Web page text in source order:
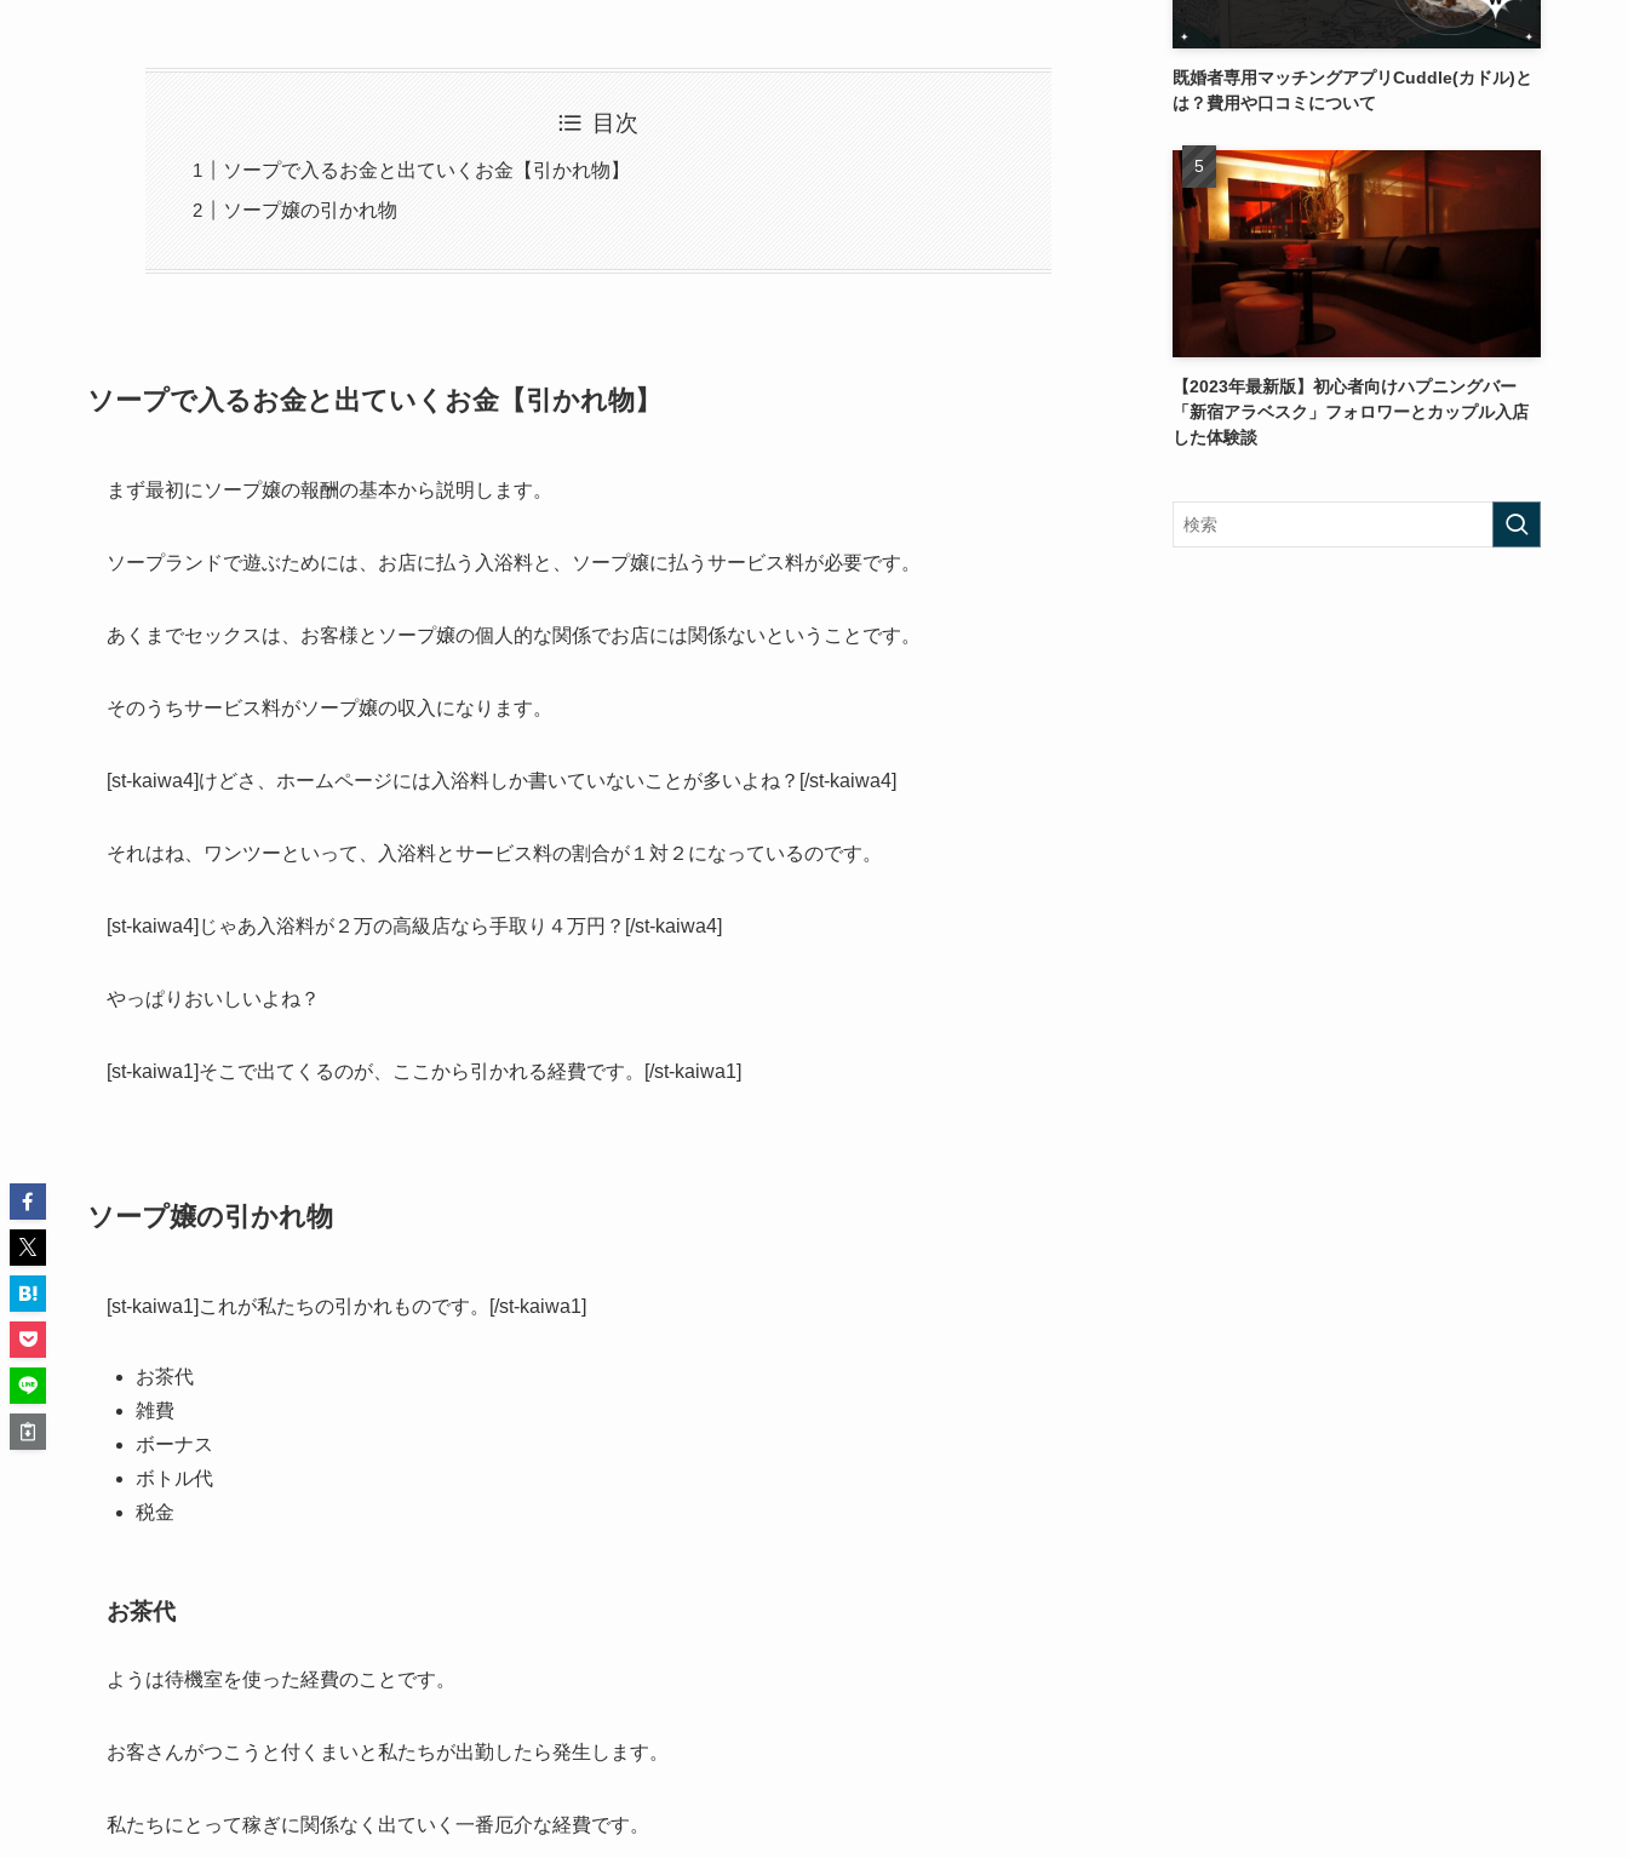
目次
ソープで入るお金と出ていくお金【引かれ物】
ソープ嬢の引かれ物
ソープで入るお金と出ていくお金【引かれ物】
まず最初にソープ嬢の報酬の基本から説明します。
ソープランドで遊ぶためには、お店に払う入浴料と、ソープ嬢に払うサービス料が必要です。
あくまでセックスは、お客様とソープ嬢の個人的な関係でお店には関係ないということです。
そのうちサービス料がソープ嬢の収入になります。
[st-kaiwa4]けどさ、ホームページには入浴料しか書いていないことが多いよね？[/st-kaiwa4]
それはね、ワンツーといって、入浴料とサービス料の割合が１対２になっているのです。
[st-kaiwa4]じゃあ入浴料が２万の高級店なら手取り４万円？[/st-kaiwa4]
やっぱりおいしいよね？
[st-kaiwa1]そこで出てくるのが、ここから引かれる経費です。[/st-kaiwa1]
ソープ嬢の引かれ物
[st-kaiwa1]これが私たちの引かれものです。[/st-kaiwa1]
お茶代
雑費
ボーナス
ボトル代
税金
お茶代
ようは待機室を使った経費のことです。
お客さんがつこうと付くまいと私たちが出勤したら発生します。
私たちにとって稼ぎに関係なく出ていく一番厄介な経費です。
既婚者専用マッチングアプリCuddle(カドル)と
は？費用や口コミについて
【2023年最新版】初心者向けハプニングバー
「新宿アラベスク」フォロワーとカップル入店
した体験談